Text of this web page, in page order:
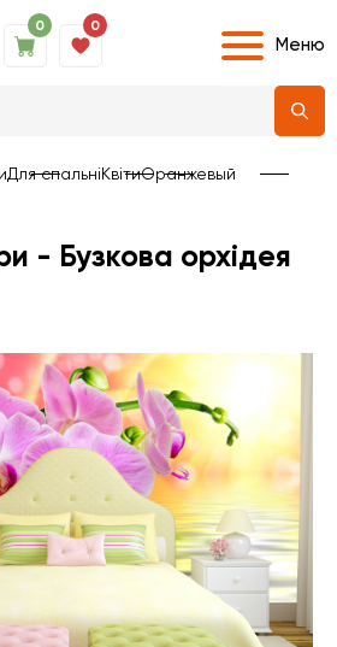
0 0
Меню
Для спальніКвітиОранжевый
- Бузкова орхідея